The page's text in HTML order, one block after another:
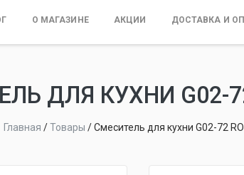
О МАГАЗИНЕ АКЦИИ ДОСТАВКА И
ДЛЯ КУХНИ G02-
Главная /Товары /Смеситель для кухни G02-72